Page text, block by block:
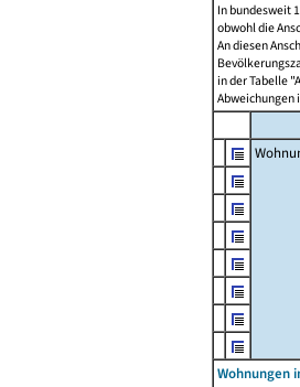
In bundesweit
obwohl die
An diesen
in der Tabelle
Abweichungen
Wohnungen